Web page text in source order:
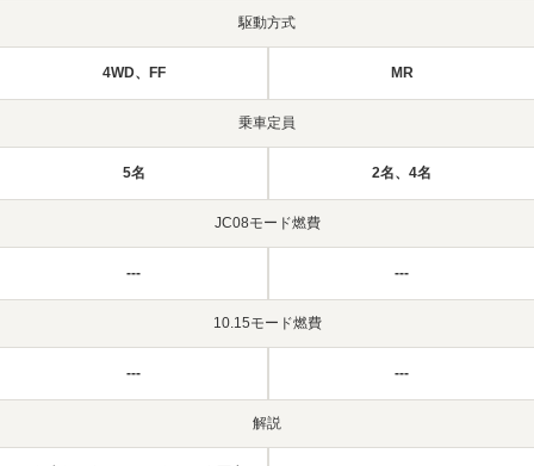
駆動方式
4WD、FF MR
乗車定員
5名 2名、4名
JC08モード燃費
--- ---
10.15モード燃費
--- ---
解説